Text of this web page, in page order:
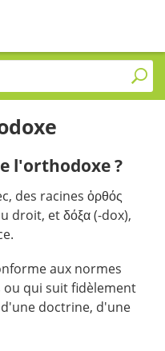
l'orthodoxe ?
des racines ὀρθός
droit, et δόξα (-dox),
aux normes
qui suit fidèlement
doctrine, d'une